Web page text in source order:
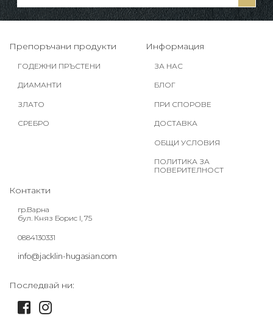
Препоръчани продукти
ГОДЕЖНИ ПРЪСТЕНИ
ДИАМАНТИ
ЗЛАТО
СРЕБРО
Информация
ЗА НАС
БЛОГ
ПРИ СПОРОВЕ
ДОСТАВКА
ОБЩИ УСЛОВИЯ
ПОЛИТИКА ЗА
ПОВЕРИТЕЛНОСТ
Контакти
гр.Варна
бул. Княз Борис I, 75
0884130331
info@jacklin-hugasian.com
Последвай ни: